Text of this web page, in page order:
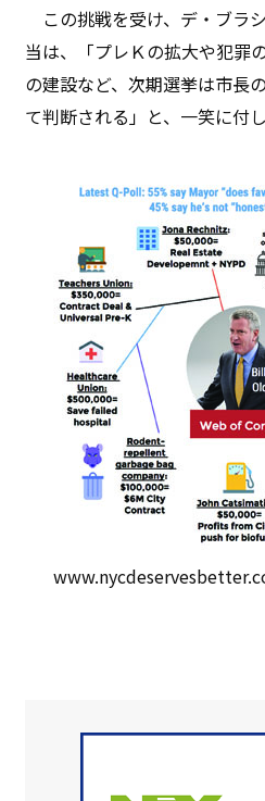
この挑戦を受け、デ・ブラ
当は、「プレＫの拡大や犯罪
の建設など、次期選挙は市長
て判断される」と、一笑に付し